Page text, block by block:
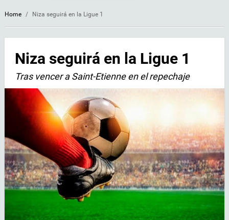
Home / Niza seguirá en la Ligue 1
Niza seguirá en la Ligue 1
Tras vencer a Saint-Etienne en el repechaje